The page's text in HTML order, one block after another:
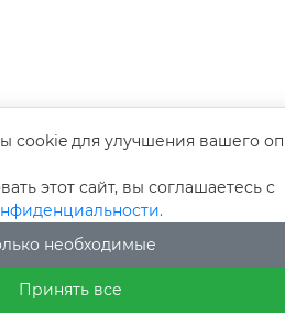
cookie для улучшения вашего
этот сайт, вы соглашаетесь с
необходимые
Принять все